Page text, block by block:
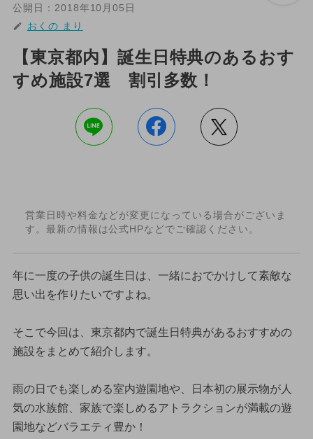
公開日： 2018年10月05日
おくの まり
【東京都内】誕生日特典のあるおす
すめ施設7選 割引多数！
営業日時や料金などが変更になっている場合がございま
す。最新の情報は公式HPなどでご確認ください。
年に一度の子供の誕生日は、一緒におでかけして素敵な
思い出を作りたいですよね。
そこで今回は、東京都内で誕生日特典があるおすすめの
施設をまとめて紹介します。
雨の日でも楽しめる室内遊園地や、日本初の展示物が人
気の水族館、家族で楽しめるアトラクションが満載の遊
園地などバラエティ豊か！